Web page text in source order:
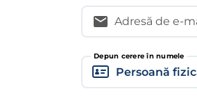
Adresă de e-
Depun cerere în numele